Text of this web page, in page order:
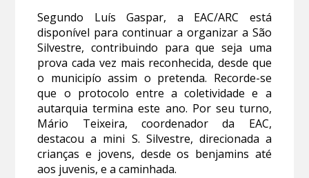
Segundo Luís Gaspar, a EAC/ARC está
disponível para continuar a organizar a São
Silvestre, contribuindo para que seja uma
prova cada vez mais reconhecida, desde que
o municipío assim o pretenda. Recorde-se
que o protocolo entre a coletividade e a
autarquia termina este ano. Por seu turno,
Mário Teixeira, coordenador da EAC,
destacou a mini S. Silvestre, direcionada a
crianças e jovens, desde os benjamins até
aos juvenis, e a caminhada.